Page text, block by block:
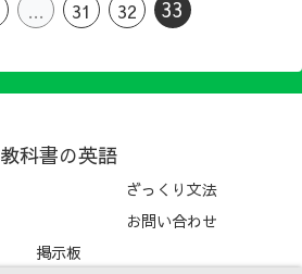
… 31 32 33
教科書の英語
ざっくり文法
お問い合わせ
掲示板